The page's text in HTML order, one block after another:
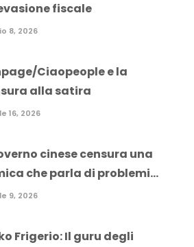
fiscale
8, 2026
Ciaopeople e la
alla satira
16, 2026
cinese censura una
che parla di problemi...
9, 2026
Frigerio: Il guru degli